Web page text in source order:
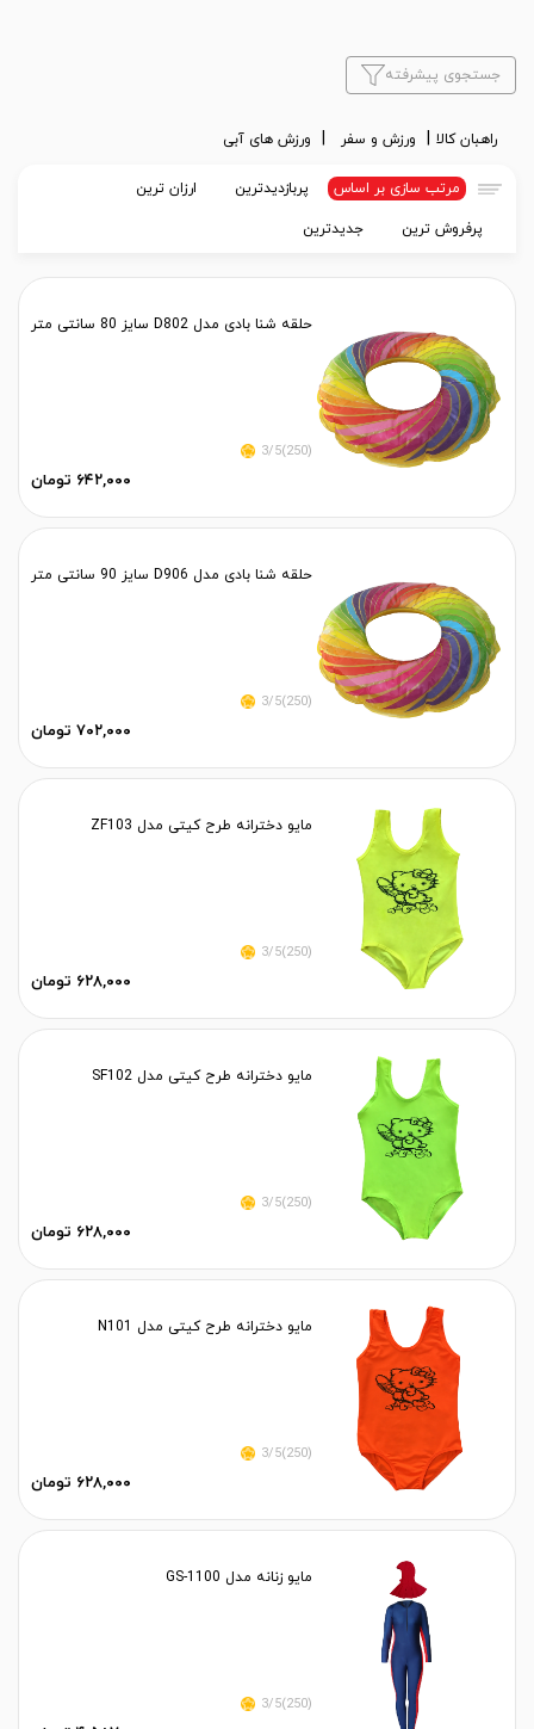
جستجوی پیشرفته
راهبان کالا ورزش و سفر ورزش های آبی
مرتب سازی بر اساس پربازدیدترین ارزان ترین
پرفروش ترین جدیدترین
حلقه شنا بادی مدل D802 سایز 80 سانتی متر
(250)3/5
۶۴۲,۰۰۰ تومان
حلقه شنا بادی مدل D906 سایز 90 سانتی متر
(250)3/5
۷۰۲,۰۰۰ تومان
مایو دخترانه طرح کیتی مدل ZF103
(250)3/5
۶۲۸,۰۰۰ تومان
مایو دخترانه طرح کیتی مدل SF102
(250)3/5
۶۲۸,۰۰۰ تومان
مایو دخترانه طرح کیتی مدل N101
(250)3/5
۶۲۸,۰۰۰ تومان
مایو زنانه مدل GS-1100
(250)3/5